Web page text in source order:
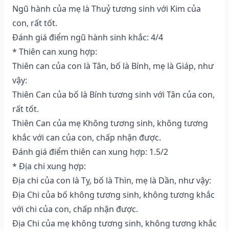
Ngũ hành của mẹ là Thuỷ tương sinh với Kim của
con, rất tốt.
Đánh giá điểm ngũ hành sinh khắc: 4/4
* Thiên can xung hợp:
Thiên can của con là Tân, bố là Bính, mẹ là Giáp, như
vậy:
Thiên Can của bố là Bính tương sinh với Tân của con,
rất tốt.
Thiên Can của mẹ Không tương sinh, không tương
khắc với can của con, chấp nhận được.
Đánh giá điểm thiên can xung hợp: 1.5/2
* Địa chi xung hợp:
Địa chi của con là Tỵ, bố là Thìn, mẹ là Dần, như vậy:
Địa Chi của bố không tương sinh, không tương khắc
với chi của con, chấp nhận được.
Địa Chi của mẹ không tương sinh, không tương khắc